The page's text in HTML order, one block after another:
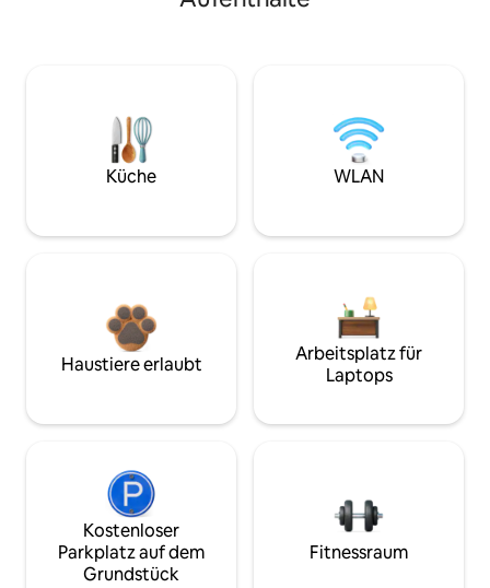
Küche WLAN
Haustiere erlaubt
Arbeitsplatz für
Laptops
Kostenloser
Parkplatz auf dem
Grundstück
Fitnessraum